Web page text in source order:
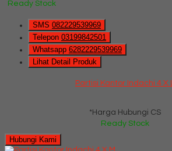
Ready Stock
SMS 082229539969
Telepon 03199842501
Whatsapp 6282229539969
Lihat Detail Produk
Partisi Kantor Indachi 4 X L
*Harga Hubungi CS
Ready Stock
Hubungi Kami